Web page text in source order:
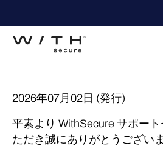
2026年07月02日 (発行)
平素より WithSecure サポー
ただき誠にありがとうございま